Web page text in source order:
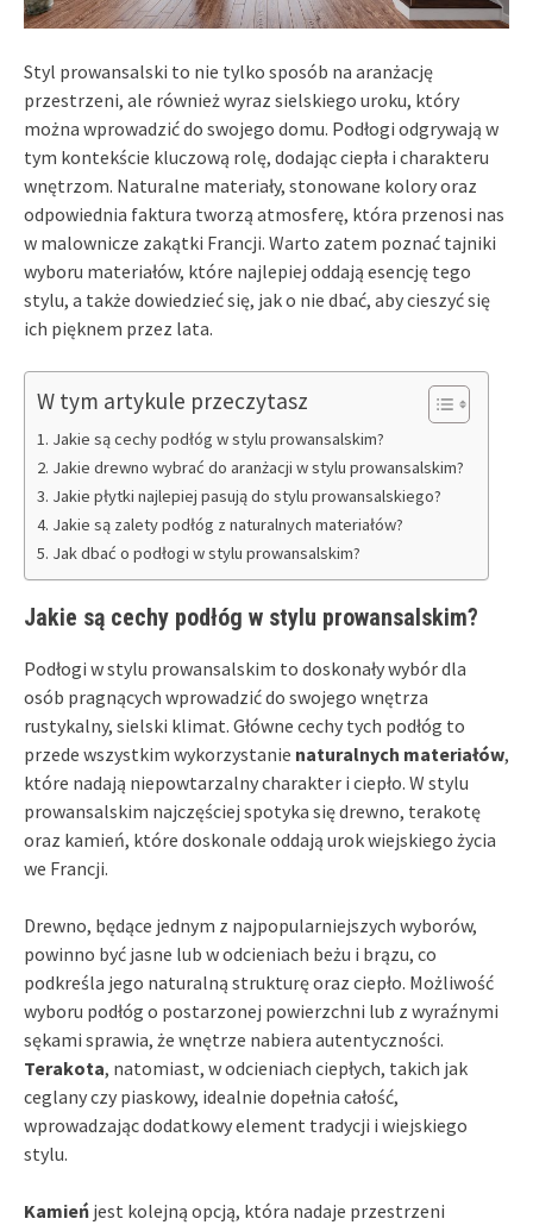
Styl prowansalski to nie tylko sposób na aranżację
przestrzeni, ale również wyraz sielskiego uroku, który
można wprowadzić do swojego domu. Podłogi odgrywają w
tym kontekście kluczową rolę, dodając ciepła i charakteru
wnętrzom. Naturalne materiały, stonowane kolory oraz
odpowiednia faktura tworzą atmosferę, która przenosi nas
w malownicze zakątki Francji. Warto zatem poznać tajniki
wyboru materiałów, które najlepiej oddają esencję tego
stylu, a także dowiedzieć się, jak o nie dbać, aby cieszyć się
ich pięknem przez lata.
W tym artykule przeczytasz
Jakie są cechy podłóg w stylu prowansalskim?
Jakie drewno wybrać do aranżacji w stylu prowansalskim?
Jakie płytki najlepiej pasują do stylu prowansalskiego?
Jakie są zalety podłóg z naturalnych materiałów?
Jak dbać o podłogi w stylu prowansalskim?
Jakie są cechy podłóg w stylu prowansalskim?
Podłogi w stylu prowansalskim to doskonały wybór dla
osób pragnących wprowadzić do swojego wnętrza
rustykalny, sielski klimat. Główne cechy tych podłóg to
przede wszystkim wykorzystanie naturalnych materiałów,
które nadają niepowtarzalny charakter i ciepło. W stylu
prowansalskim najczęściej spotyka się drewno, terakotę
oraz kamień, które doskonale oddają urok wiejskiego życia
we Francji.
Drewno, będące jednym z najpopularniejszych wyborów,
powinno być jasne lub w odcieniach beżu i brązu, co
podkreśla jego naturalną strukturę oraz ciepło. Możliwość
wyboru podłóg o postarzonej powierzchni lub z wyraźnymi
sękami sprawia, że wnętrze nabiera autentyczności.
Terakota, natomiast, w odcieniach ciepłych, takich jak
ceglany czy piaskowy, idealnie dopełnia całość,
wprowadzając dodatkowy element tradycji i wiejskiego
stylu.
Kamień jest kolejną opcją, która nadaje przestrzeni